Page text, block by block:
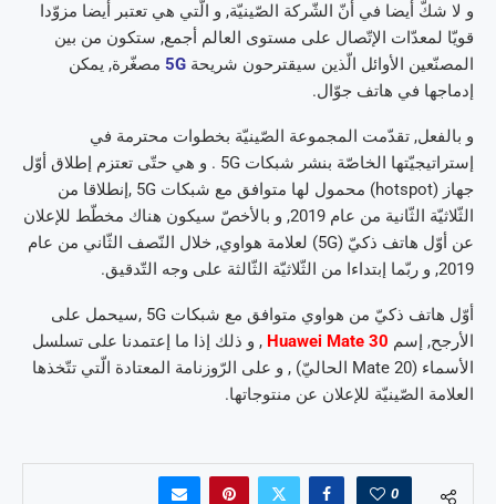
و لا شكّ أيضا في أنّ الشّركة الصّينيّة, و الّتي هي تعتبر أيضا مزوّدا
قويّا لمعدّات الإتّصال على مستوى العالم أجمع, ستكون من بين
المصنّعين الأوائل الّذين سيقترحون شريحة
مصغّرة, يمكن
إدماجها في هاتف جوّال.
و بالفعل, تقدّمت المجموعة الصّينيّة بخطوات محترمة في
إستراتيجيّتها الخاصّة بنشر شبكات 5G . و هي حتّى تعتزم إطلاق أوّل
جهاز (hotspot) محمول لها متوافق مع شبكات 5G ,إنطلاقا من
الثّلاثيّة الثّانية من عام 2019, و بالأخصّ سيكون هناك مخطّط للإعلان
عن أوّل هاتف ذكيّ (5G) لعلامة هواوي, خلال النّصف الثّاني من عام
2019, و ربّما إبتداءا من الثّلاثيّة الثّالثة على وجه التّدقيق.
أوّل هاتف ذكيّ من هواوي متوافق مع شبكات 5G ,سيحمل على
الأرجح, إسم Huawei Mate 30 , و ذلك إذا ما إعتمدنا على تسلسل
الأسماء (Mate 20 الحاليّ) , و على الرّوزنامة المعتادة الّتي تتّخذها
العلامة الصّينيّة للإعلان عن منتوجاتها.
0